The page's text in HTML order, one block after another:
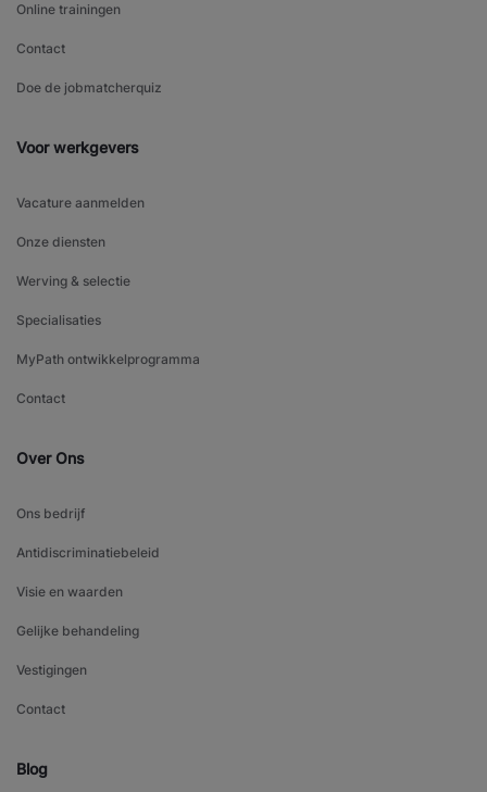
Online trainingen
Contact
Doe de jobmatcherquiz
Voor werkgevers
Vacature aanmelden
Onze diensten
Werving & selectie
Specialisaties
MyPath ontwikkelprogramma
Contact
Over Ons
Ons bedrijf
Antidiscriminatiebeleid
Visie en waarden
Gelijke behandeling
Vestigingen
Contact
Blog